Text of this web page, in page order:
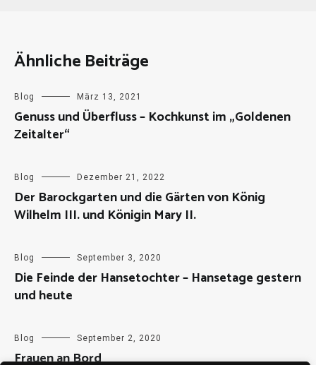
Ähnliche Beiträge
Blog März 13, 2021
Genuss und Überfluss – Kochkunst im „Goldenen
Zeitalter“
Blog Dezember 21, 2022
Der Barockgarten und die Gärten von König
Wilhelm III. und Königin Mary II.
Blog September 3, 2020
Die Feinde der Hansetochter – Hansetage gestern
und heute
Blog September 2, 2020
Frauen an Bord